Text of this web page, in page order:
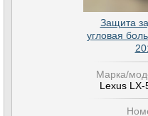
Защита
угловая
Марка/
Lexus